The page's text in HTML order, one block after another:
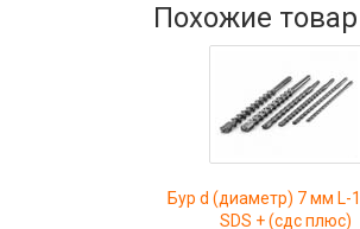
Похожие
Бур d (диаметр) 7 мм L-
SDS + (сдс плюс)